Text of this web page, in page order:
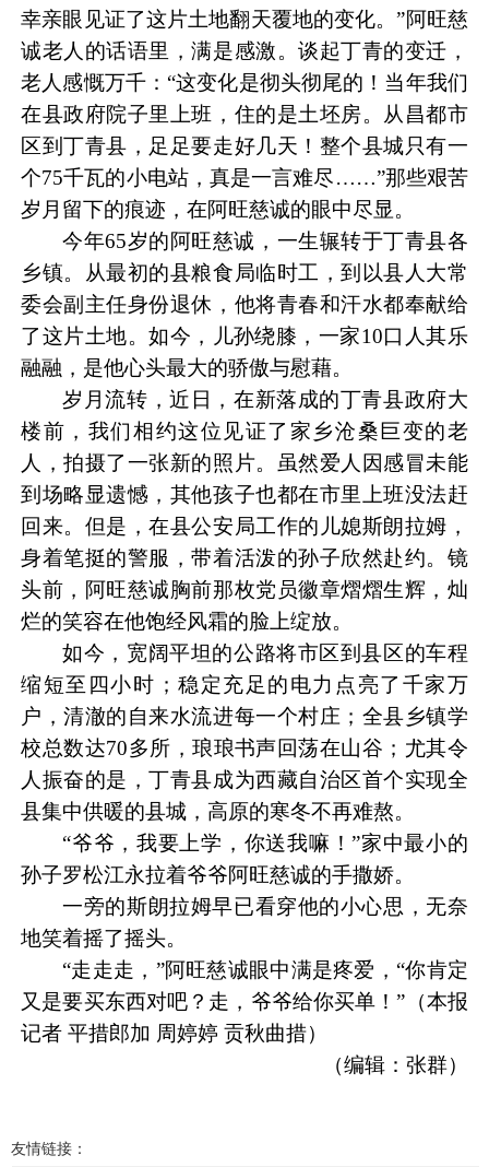
幸亲眼见证了这片土地翻天覆地的变化。”阿旺慈
诚老人的话语里，满是感激。谈起丁青的变迁，
老人感慨万千：“这变化是彻头彻尾的！当年我们
在县政府院子里上班，住的是土坯房。从昌都市
区到丁青县，足足要走好几天！整个县城只有一
个75千瓦的小电站，真是一言难尽……”那些艰苦
岁月留下的痕迹，在阿旺慈诚的眼中尽显。
今年65岁的阿旺慈诚，一生辗转于丁青县各
乡镇。从最初的县粮食局临时工，到以县人大常
委会副主任身份退休，他将青春和汗水都奉献给
了这片土地。如今，儿孙绕膝，一家10口人其乐
融融，是他心头最大的骄傲与慰藉。
岁月流转，近日，在新落成的丁青县政府大
楼前，我们相约这位见证了家乡沧桑巨变的老
人，拍摄了一张新的照片。虽然爱人因感冒未能
到场略显遗憾，其他孩子也都在市里上班没法赶
回来。但是，在县公安局工作的儿媳斯朗拉姆，
身着笔挺的警服，带着活泼的孙子欣然赴约。镜
头前，阿旺慈诚胸前那枚党员徽章熠熠生辉，灿
烂的笑容在他饱经风霜的脸上绽放。
如今，宽阔平坦的公路将市区到县区的车程
缩短至四小时；稳定充足的电力点亮了千家万
户，清澈的自来水流进每一个村庄；全县乡镇学
校总数达70多所，琅琅书声回荡在山谷；尤其令
人振奋的是，丁青县成为西藏自治区首个实现全
县集中供暖的县城，高原的寒冬不再难熬。
“爷爷，我要上学，你送我嘛！”家中最小的
孙子罗松江永拉着爷爷阿旺慈诚的手撒娇。
一旁的斯朗拉姆早已看穿他的小心思，无奈
地笑着摇了摇头。
“走走走，”阿旺慈诚眼中满是疼爱，“你肯定
又是要买东西对吧？走，爷爷给你买单！”（本报
记者 平措郎加 周婷婷 贡秋曲措）
（编辑：张群）
友情链接：